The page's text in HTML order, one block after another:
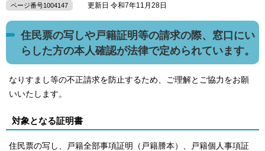
ページ番号1004147 更新日 令和7年11月28日
住民票の写しや戸籍証明等の請求の際、窓口にい
らした方の本人確認が法律で定められています。
なりすまし等の不正請求を防止するため、ご理解とご協力をお願
いいたします。
対象となる証明書
住民票の写し、戸籍全部事項証明（戸籍謄本）、戸籍個人事項証